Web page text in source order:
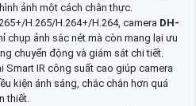
ảnh một cách chân thực.
H.265/H.264+/H.264, camera DH-
chụp ảnh sắc nét mà còn mang lại ưu
chuyển động và giám sát chi tiết.
Smart IR công suất cao giúp camera
kiện ánh sáng, chắc chắn hơn quá
thiết.